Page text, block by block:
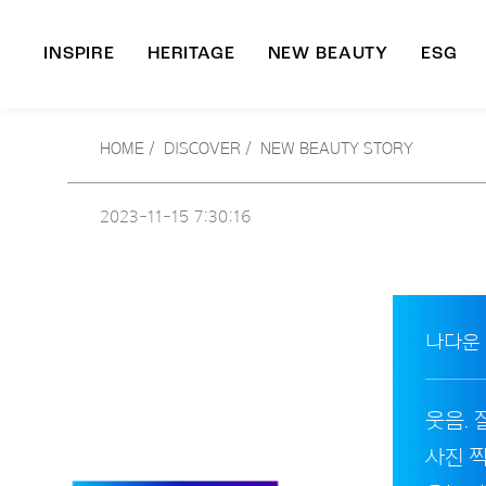
INSPIRE HERITAGE NEW BEAUTY ESG
HOME / DISCOVER / NEW BEAUTY STORY
2023-11-15 7:30:16
나다운
웃음.
사진